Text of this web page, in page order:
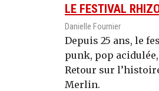
LE FESTIVAL
Danielle Fournier
Depuis 25 ans, le
punk, pop
Retour sur
Merlin.